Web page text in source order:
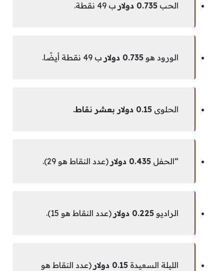
الحب 0.735 دولار ب 49 نقطة.
الورود هو 0.735 دولار ب 49 نقطة أيضًا.
الحلوى 0.15 دولار بعشر نقاط.
“الحفل 0.435 دولار (عدد النقاط هو 29).
الراديو 0.225 دولار (عدد النقاط هو 15).
الليلة السعيدة 0.15 دولار
(عدد النقاط هو